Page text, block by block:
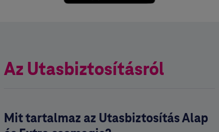
Az Utasbiztosításról
Mit tartalmaz az Utasbiztosítás Alap